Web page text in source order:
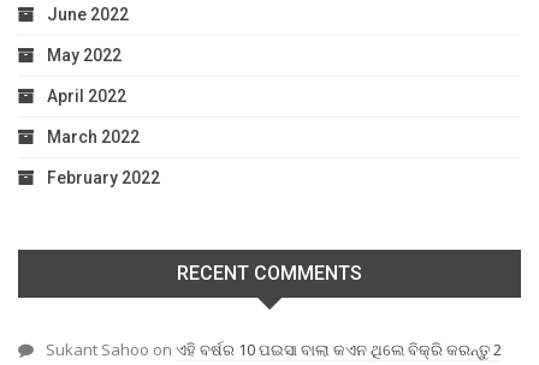
June 2022
May 2022
April 2022
March 2022
February 2022
RECENT COMMENTS
Sukant Sahoo on ଏହି ବର୍ଷର 10 ପଇସା ବାଲା କଏନ ଥିଲେ ବିକ୍ରି କରନ୍ତୁ 2